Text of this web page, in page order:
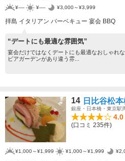
¥---- ¥---- ¥3,000～¥3,999
拝島 イタリアン バーベキュー 宴会 BBQ
“デートにも最適な雰囲気”
宴会だけではなくデートにも最適なおしゃれ
ビアガーデンがあり違う雰...
14 日比谷松
銀座・日本橋・東京駅
4.0
(口コミ 235件)
¥1,000～¥1,999 ¥1,000～¥1,999